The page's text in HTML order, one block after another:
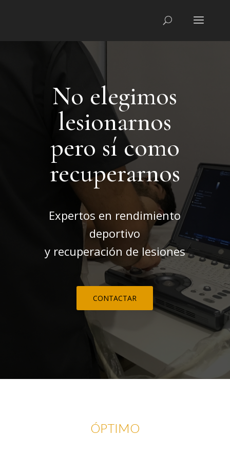
No elegimos
lesionarnos
pero sí como
recuperarnos
Expertos en rendimiento
deportivo
y recuperación de lesiones
CONTACTAR
ÓPTIMO